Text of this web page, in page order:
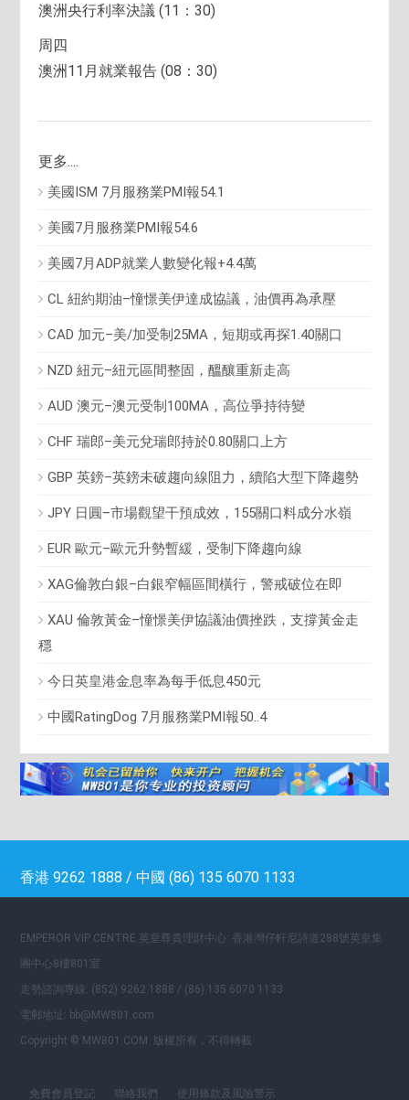
澳洲央行利率決議 (11：30)
周四
澳洲11月就業報告 (08：30)
更多....
美國ISM 7月服務業PMI報54.1
美國7月服務業PMI報54.6
美國7月ADP就業人數變化報+4.4萬
CL 紐約期油–憧憬美伊達成協議，油價再為承壓
CAD 加元–美/加受制25MA，短期或再探1.40關口
NZD 紐元–紐元區間整固，醞釀重新走高
AUD 澳元–澳元受制100MA，高位爭持待變
CHF 瑞郎–美元兌瑞郎持於0.80關口上方
GBP 英鎊–英鎊未破趨向線阻力，續陷大型下降趨勢
JPY 日圓–市場觀望干預成效，155關口料成分水嶺
EUR 歐元–歐元升勢暫緩，受制下降趨向線
XAG倫敦白銀–白銀窄幅區間橫行，警戒破位在即
XAU 倫敦黃金–憧憬美伊協議油價挫跌，支撐黃金走
穩
今日英皇港金息率為每手低息450元
中國RatingDog 7月服務業PMI報50..4
香港 9262 1888 / 中國 (86) 135 6070 1133
EMPEROR VIP CENTRE 英皇尊貴理財中心: 香港灣仔軒尼詩道288號英皇集
團中心8樓801室
走勢諮詢專線: (852) 9262 1888 / (86) 135 6070 1133
電郵地址: bb@MW801.com
Copyright © MW801.COM. 版權所有，不得轉載
免費會員登記 聯絡我們 使用條款及風險警示